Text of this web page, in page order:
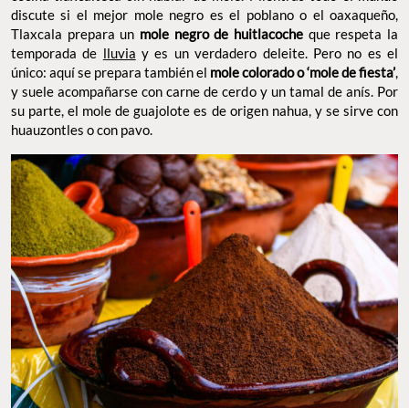
discute si el mejor mole negro es el poblano o el oaxaqueño,
Tlaxcala prepara un mole negro de huitlacoche que respeta la
temporada de lluvia y es un verdadero deleite. Pero no es el
único: aquí se prepara también el mole colorado o ‘mole de fiesta’,
y suele acompañarse con carne de cerdo y un tamal de anís. Por
su parte, el mole de guajolote es de origen nahua, y se sirve con
huauzontles o con pavo.